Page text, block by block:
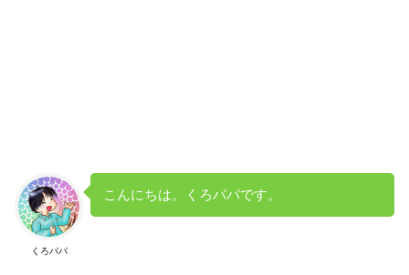
くろパパ
こんにちは。くろパパです。